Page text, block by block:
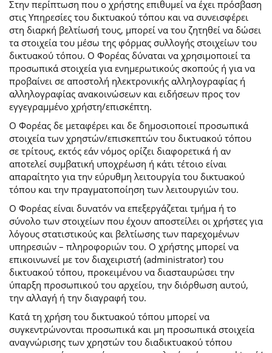
Στην περίπτωση που ο χρήστης επιθυμεί να έχει πρόσβαση
στις Υπηρεσίες του δικτυακού τόπου και να συνεισφέρει
στη διαρκή βελτίωσή τους, μπορεί να του ζητηθεί να δώσει
τα στοιχεία του μέσω της φόρμας συλλογής στοιχείων του
δικτυακού τόπου. Ο Φορέας δύναται να χρησιμοποιεί τα
προσωπικά στοιχεία για ενημερωτικούς σκοπούς ή για να
προβαίνει σε αποστολή ηλεκτρονικής αλληλογραφίας ή
αλληλογραφίας ανακοινώσεων και ειδήσεων προς τον
εγγεγραμμένο χρήστη/επισκέπτη.
Ο Φορέας δε μεταφέρει και δε δημοσιοποιεί προσωπικά
στοιχεία των χρηστών/επισκεπτών του δικτυακού τόπου
σε τρίτους, εκτός εάν νόμος ορίζει διαφορετικά ή αν
αποτελεί συμβατική υποχρέωση ή κάτι τέτοιο είναι
απαραίτητο για την εύρυθμη λειτουργία του δικτυακού
τόπου και την πραγματοποίηση των λειτουργιών του.
Ο Φορέας είναι δυνατόν να επεξεργάζεται τμήμα ή το
σύνολο των στοιχείων που έχουν αποστείλει οι χρήστες για
λόγους στατιστικούς και βελτίωσης των παρεχομένων
υπηρεσιών – πληροφοριών του. Ο χρήστης μπορεί να
επικοινωνεί με τον διαχειριστή (administrator) του
δικτυακού τόπου, προκειμένου να διασταυρώσει την
ύπαρξη προσωπικού του αρχείου, την διόρθωση αυτού,
την αλλαγή ή την διαγραφή του.
Κατά τη χρήση του δικτυακού τόπου μπορεί να
συγκεντρώνονται προσωπικά και μη προσωπικά στοιχεία
αναγνώρισης των χρηστών του διαδικτυακού τόπου